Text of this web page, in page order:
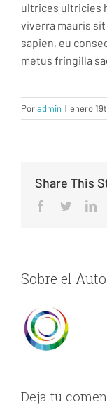
ultrices ultricies
viverra mauris
sapien, eu
metus fringilla
Poradmin | enero
Share This
facebooktwitter
Sobre el
Deja tu